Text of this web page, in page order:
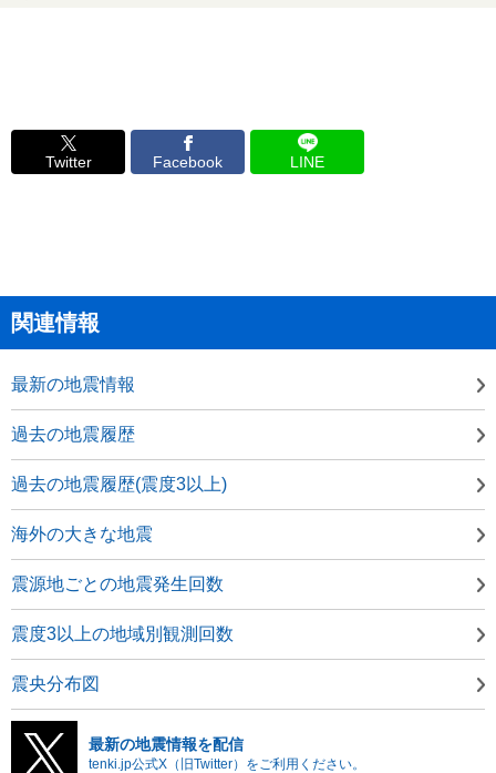
Twitter Facebook LINE
関連情報
最新の地震情報
過去の地震履歴
過去の地震履歴(震度3以上)
海外の大きな地震
震源地ごとの地震発生回数
震度3以上の地域別観測回数
震央分布図
最新の地震情報を配信
tenki.jp公式X（旧Twitter）をご利用ください。